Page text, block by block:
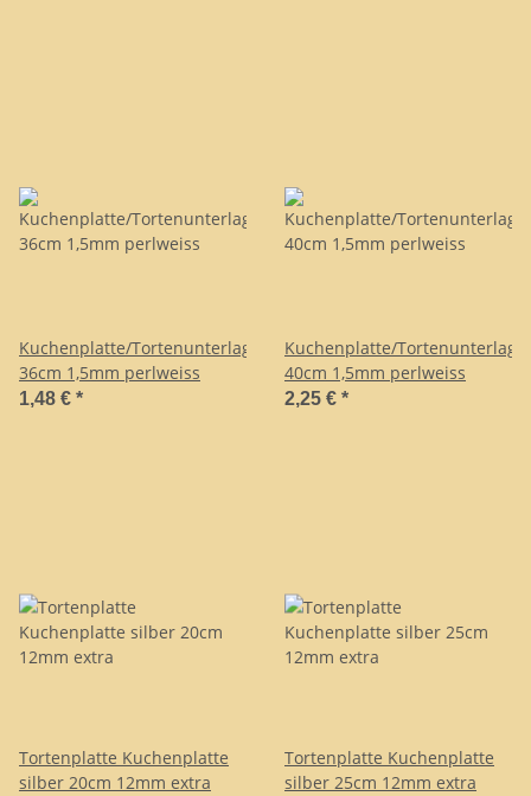
Kuchenplatte/Tortenunterlage
36cm 1,5mm perlweiss
1,48 € *
Kuchenplatte/Tortenunterlage
40cm 1,5mm perlweiss
2,25 € *
Tortenplatte Kuchenplatte
silber 20cm 12mm extra
Tortenplatte Kuchenplatte
silber 25cm 12mm extra